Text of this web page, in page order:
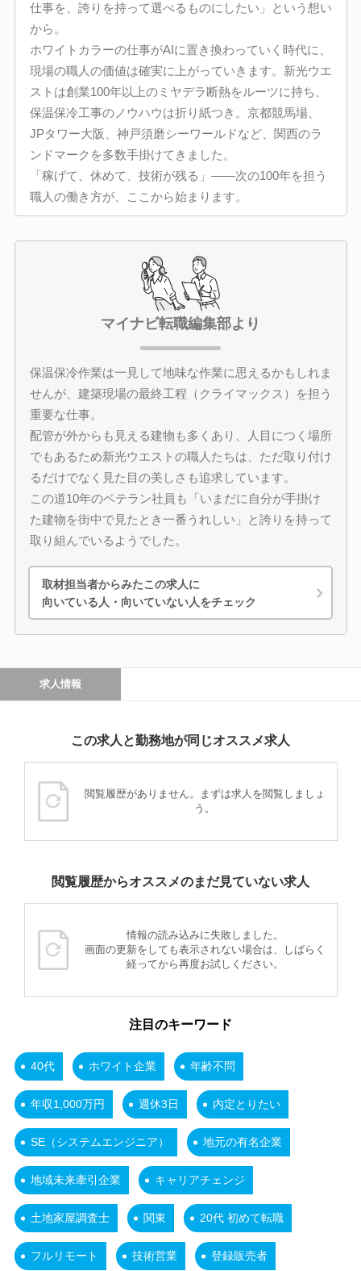
仕事を、誇りを持って選べるものにしたい」という想い
から。
ホワイトカラーの仕事がAIに置き換わっていく時代に、
現場の職人の価値は確実に上がっていきます。新光ウエ
ストは創業100年以上のミヤデラ断熱をルーツに持ち、
保温保冷工事のノウハウは折り紙つき。京都競馬場、
JPタワー大阪、神戸須磨シーワールドなど、関西のラ
ンドマークを多数手掛けてきました。
「稼げて、休めて、技術が残る」――次の100年を担う
職人の働き方が、ここから始まります。
マイナビ転職編集部より
保温保冷作業は一見して地味な作業に思えるかもしれま
せんが、建築現場の最終工程（クライマックス）を担う
重要な仕事。
配管が外からも見える建物も多くあり、人目につく場所
でもあるため新光ウエストの職人たちは、ただ取り付け
るだけでなく見た目の美しさも追求しています。
この道10年のベテラン社員も「いまだに自分が手掛け
た建物を街中で見たとき一番うれしい」と誇りを持って
取り組んでいるようでした。
取材担当者からみたこの求人に
向いている人・向いていない人をチェック
求人情報
この求人と勤務地が同じオススメ求人
閲覧履歴がありません。まずは求人を閲覧しましょ
う。
閲覧履歴からオススメのまだ見ていない求人
情報の読み込みに失敗しました。
画面の更新をしても表示されない場合は、しばらく
経ってから再度お試しください。
注目のキーワード
40代 ホワイト企業 年齢不問
年収1,000万円 週休3日 内定とりたい
SE（システムエンジニア） 地元の有名企業
地域未来牽引企業 キャリアチェンジ
土地家屋調査士 関東 20代 初めて転職
フルリモート 技術営業 登録販売者